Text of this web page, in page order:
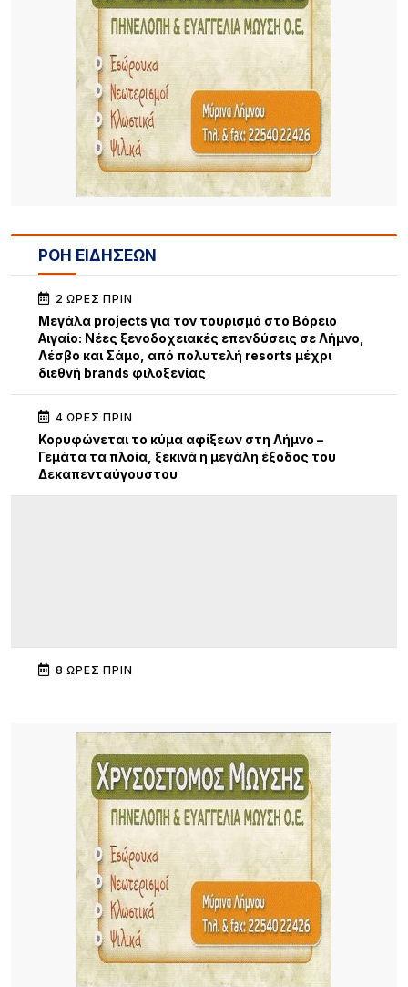
ΡΟΗ ΕΙΔΗΣΕΩΝ
2 ΏΡΕΣ ΠΡΙΝ
Μεγάλα projects για τον τουρισμό στο Βόρειο
Αιγαίο: Νέες ξενοδοχειακές επενδύσεις σε Λήμνο,
Λέσβο και Σάμο, από πολυτελή resorts μέχρι
διεθνή brands φιλοξενίας
4 ΏΡΕΣ ΠΡΙΝ
Κορυφώνεται το κύμα αφίξεων στη Λήμνο –
Γεμάτα τα πλοία, ξεκινά η μεγάλη έξοδος του
Δεκαπενταύγουστου
8 ΏΡΕΣ ΠΡΙΝ
8 ΏΡΕΣ ΠΡΙΝ
Λήμνος: Προγραμματισμένες διακοπές ρεύματος
8 ΏΡΕΣ ΠΡΙΝ
Πληρώνονται οι επιβάτες, παραμένουν
απλήρωτοι οι επιχειρηματίες: Τα δύο πρόσωπα
του Μεταφορικού Ισοδυνάμου
9 ΏΡΕΣ ΠΡΙΝ
Το τραγικό περιστατικό με το αγριογούρουνο
προβληματίζει – Μήπως ήρθε η ώρα να δούμε
σοβαρά και το ζήτημα των ελαφιών στη Λήμνο;